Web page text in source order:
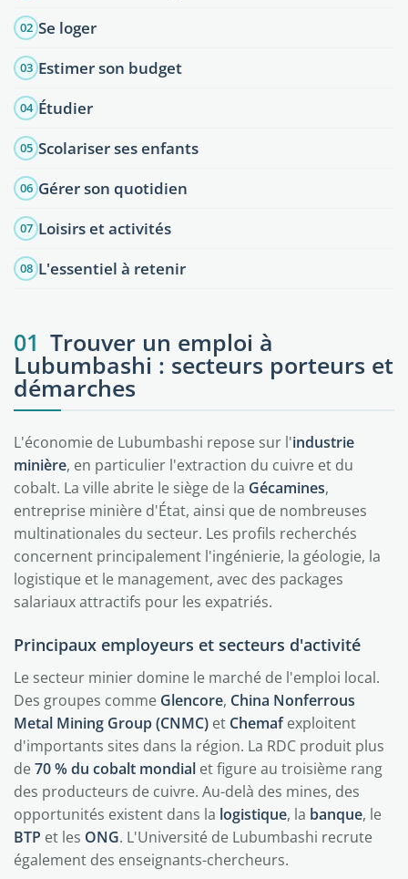
02 Se loger
03 Estimer son budget
04 Étudier
05 Scolariser ses enfants
06 Gérer son quotidien
07 Loisirs et activités
08 L'essentiel à retenir
01 Trouver un emploi à
Lubumbashi : secteurs porteurs et
démarches
L'économie de Lubumbashi repose sur l'industrie
minière, en particulier l'extraction du cuivre et du
cobalt. La ville abrite le siège de la Gécamines,
entreprise minière d'État, ainsi que de nombreuses
multinationales du secteur. Les profils recherchés
concernent principalement l'ingénierie, la géologie, la
logistique et le management, avec des packages
salariaux attractifs pour les expatriés.
Principaux employeurs et secteurs d'activité
Le secteur minier domine le marché de l'emploi local.
Des groupes comme Glencore, China Nonferrous
Metal Mining Group (CNMC) et Chemafexploitent
d'importants sites dans la région. La RDC produit plus
de70 % du cobalt mondial et figure au troisième rang
des producteurs de cuivre. Au-delà des mines, des
opportunités existent dans la logistique, la banque, le
BTP et les ONG. L'Université de Lubumbashi recrute
également des enseignants-chercheurs.